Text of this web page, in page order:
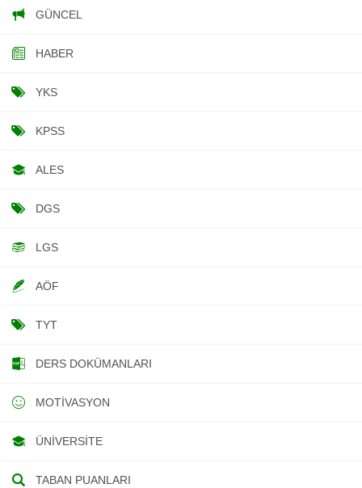
GÜNCEL
HABER
YKS
KPSS
ALES
DGS
LGS
AÖF
TYT
DERS DOKÜMANLARI
MOTIVASYON
ÜNIVERSITE
TABAN PUANLARI